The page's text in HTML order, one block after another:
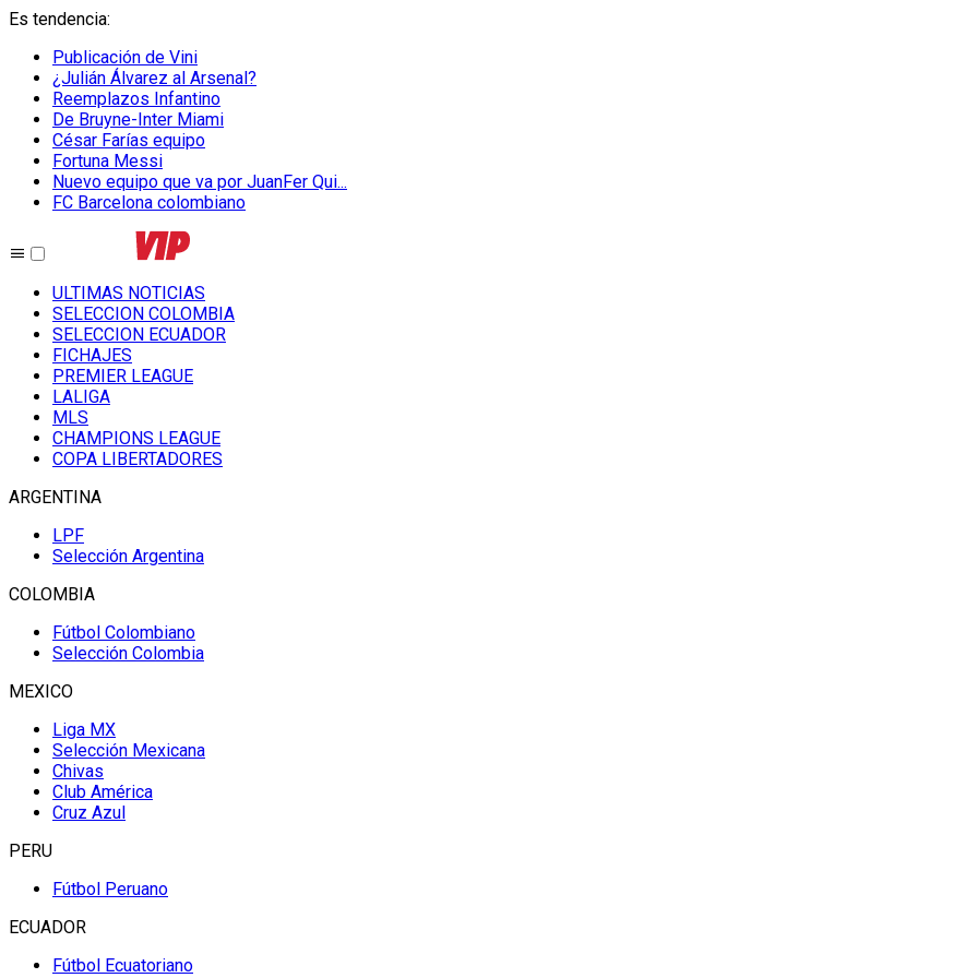
Es tendencia:
Publicación de Vini
¿Julián Álvarez al Arsenal?
Reemplazos Infantino
De Bruyne-Inter Miami
César Farías equipo
Fortuna Messi
Nuevo equipo que va por JuanFer Qui...
FC Barcelona colombiano
ULTIMAS NOTICIAS
SELECCION COLOMBIA
SELECCION ECUADOR
FICHAJES
PREMIER LEAGUE
LALIGA
MLS
CHAMPIONS LEAGUE
COPA LIBERTADORES
ARGENTINA
LPF
Selección Argentina
COLOMBIA
Fútbol Colombiano
Selección Colombia
MEXICO
Liga MX
Selección Mexicana
Chivas
Club América
Cruz Azul
PERU
Fútbol Peruano
ECUADOR
Fútbol Ecuatoriano